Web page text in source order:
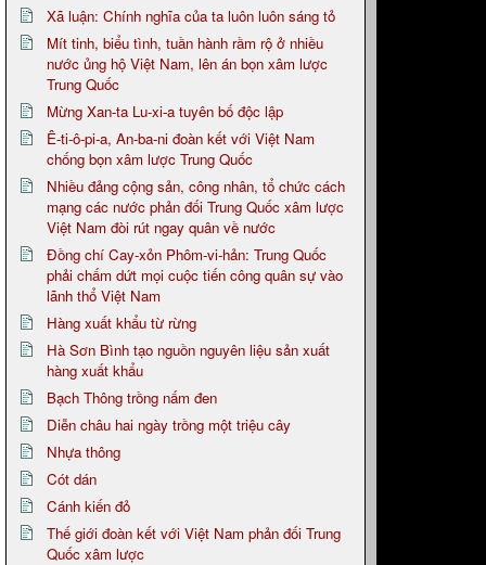
Xã luận: Chính nghĩa của ta luôn luôn sáng tỏ
Mít tinh, biểu tình, tuần hành rầm rộ ở nhiều
nước ủng hộ Việt Nam, lên án bọn xâm lược
Trung Quốc
Mừng Xan-ta Lu-xi-a tuyên bố độc lập
Ê-ti-ô-pi-a, An-ba-ni đoàn kết với Việt Nam
chống bọn xâm lược Trung Quốc
Nhiều đảng cộng sản, công nhân, tổ chức cách
mạng các nước phản đối Trung Quốc xâm lược
Việt Nam đòi rút ngay quân về nước
Đồng chí Cay-xỏn Phôm-vi-hản: Trung Quốc
phải chấm dứt mọi cuộc tiến công quân sự vào
lãnh thổ Việt Nam
Hàng xuất khẩu từ rừng
Hà Sơn Bình tạo nguồn nguyên liệu sản xuất
hàng xuất khẩu
Bạch Thông trồng nấm đen
Diễn châu hai ngày trồng một triệu cây
Nhựa thông
Cót dán
Cánh kiến đỏ
Thế giới đoàn kết với Việt Nam phản đối Trung
Quốc xâm lược